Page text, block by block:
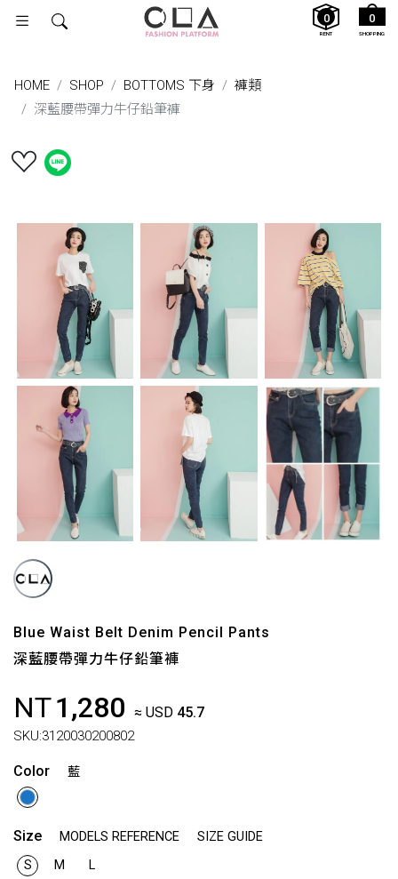
SHOPPING
0
RENT
0
HOME SHOP BOTTOMS 下身
褲類
深藍腰帶彈力牛仔鉛筆褲
Blue Waist Belt Denim Pencil Pants
深藍腰帶彈力牛仔鉛筆褲
NT1,280 ≈ USD 45.7
SKU:3120030200802
Color 藍
Size MODELS REFERENCE
SIZE GUIDE
S
M L